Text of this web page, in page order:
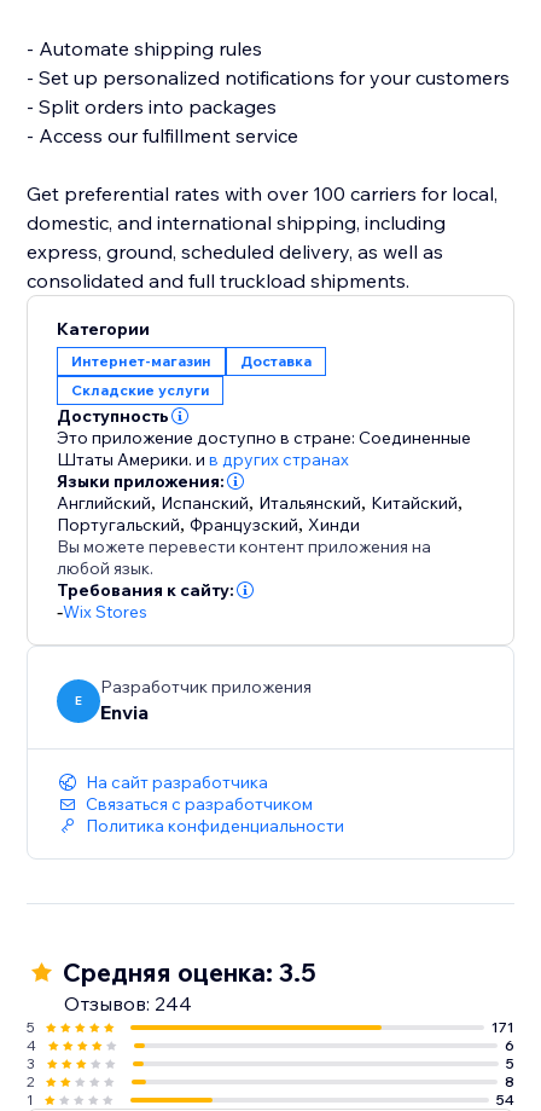
- Automate shipping rules
- Set up personalized notifications for your customers
- Split orders into packages
- Access our fulfillment service
Get preferential rates with over 100 carriers for local,
domestic, and international shipping, including
express, ground, scheduled delivery, as well as
Категории
Интернет-магазин
Доставка
Складские услуги
Доступность
Это приложение доступно в стране: Соединенные
Штаты Америки. и в других странах
Языки приложения:
Английский, Испанский, Итальянский, Китайский,
Португальский,Французский, Хинди
Вы можете перевести контент приложения на
любой язык.
Требования к сайту:
-Wix Stores
E
Разработчик приложения
Envia
На сайт разработчика
Связаться с разработчиком
Политика конфиденциальности
Средняя оценка: 3.5
Отзывов: 244
5
171
4
6
3
5
2
8
1
54